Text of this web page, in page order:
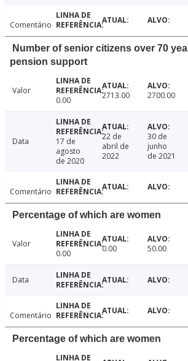
Comentário
Number of senior citizens over 70
pension support
Valor
0.00
2713.00 2700.00
Data
17 de
agosto
de 2020
22 de
abril de
2022
30 de
junho
de 2021
Comentário
Percentage of which are women
Valor
0.00
0.00 50.00
Data
Comentário
Percentage of which are women